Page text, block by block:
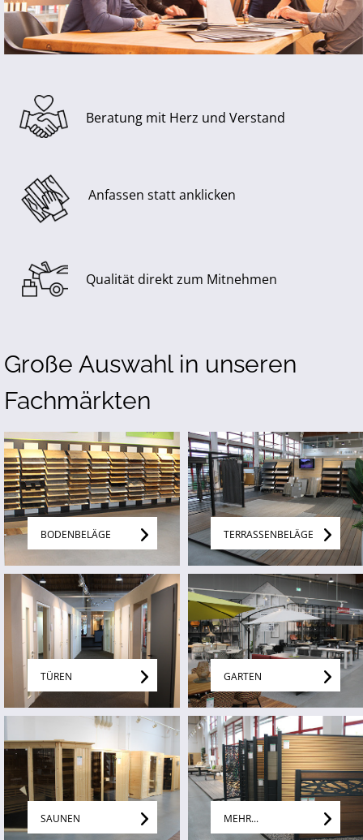
Große Auswahl in unseren
Fachmärkten
BODENBELÄGE TERRASSENBELÄGE
TÜREN GARTEN
SAUNEN MEHR...
Beratung mit Herz und Verstand
Anfassen statt anklicken
Qualität direkt zum Mitnehmen